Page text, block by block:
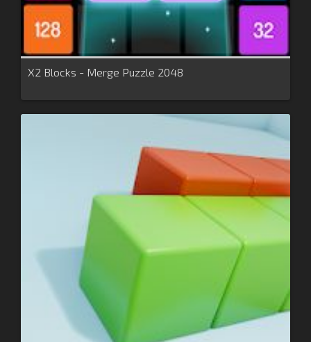
X2 Blocks - Merge Puzzle 2048